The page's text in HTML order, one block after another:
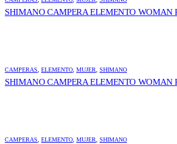
SHIMANO CAMPERA ELEMENTO WOMAN
CAMPERAS, ELEMENTO, MUJER, SHIMANO
SHIMANO CAMPERA ELEMENTO WOMAN
CAMPERAS, ELEMENTO, MUJER, SHIMANO